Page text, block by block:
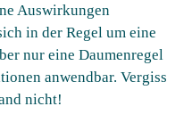
Auswirkungen
in der Regel um eine
nur eine Daumenregel
anwendbar. Vergiss
nicht!